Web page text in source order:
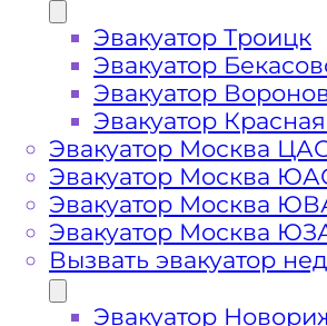
услуг
на
шоссе
Эвакуатор Троицк
Эвакуатор
Эвакуатор
Эвакуатор
Эвакуатор Москва
Эвакуатор Москва
Эвакуатор Москва
Эвакуатор Москва
Вызвать эвакуатор
Эвакуатор